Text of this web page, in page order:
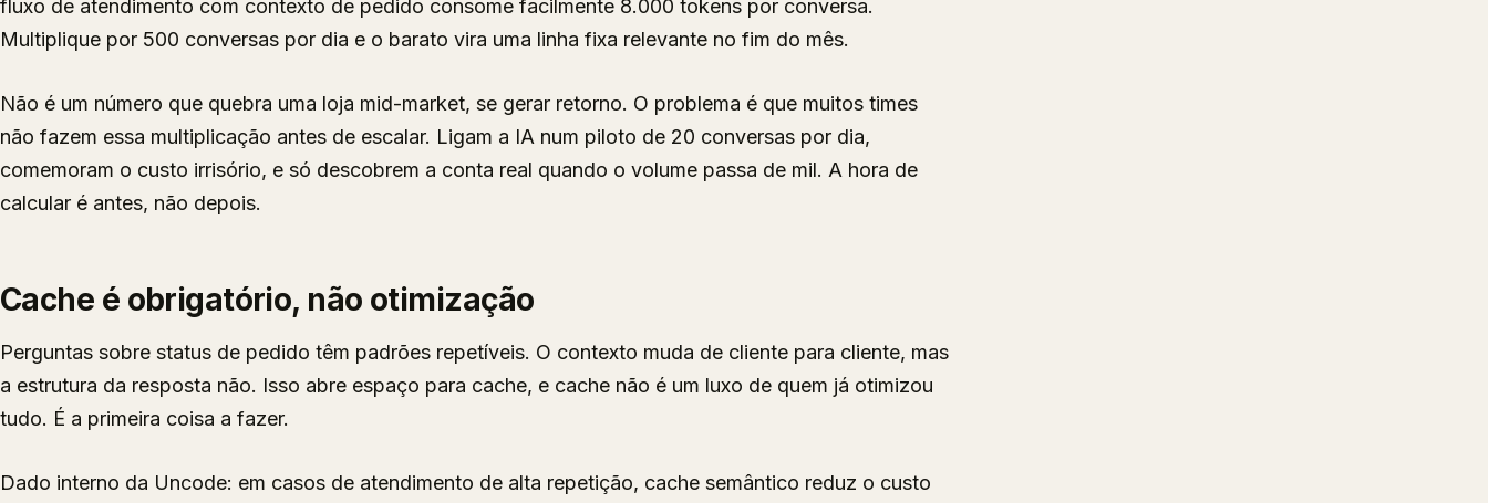
fluxo de atendimento com contexto de pedido consome facilmente 8.000 tokens por conversa.
Multiplique por 500 conversas por dia e o barato vira uma linha fixa relevante no fim do mês.
Não é um número que quebra uma loja mid-market, se gerar retorno. O problema é que muitos times
não fazem essa multiplicação antes de escalar. Ligam a IA num piloto de 20 conversas por dia,
comemoram o custo irrisório, e só descobrem a conta real quando o volume passa de mil. A hora de
calcular é antes, não depois.
Cache é obrigatório, não otimização
Perguntas sobre status de pedido têm padrões repetíveis. O contexto muda de cliente para cliente, mas
a estrutura da resposta não. Isso abre espaço para cache, e cache não é um luxo de quem já otimizou
tudo. É a primeira coisa a fazer.
Dado interno da Uncode: em casos de atendimento de alta repetição, cache semântico reduz o custo